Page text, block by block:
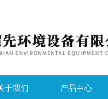
于我们 产品中心